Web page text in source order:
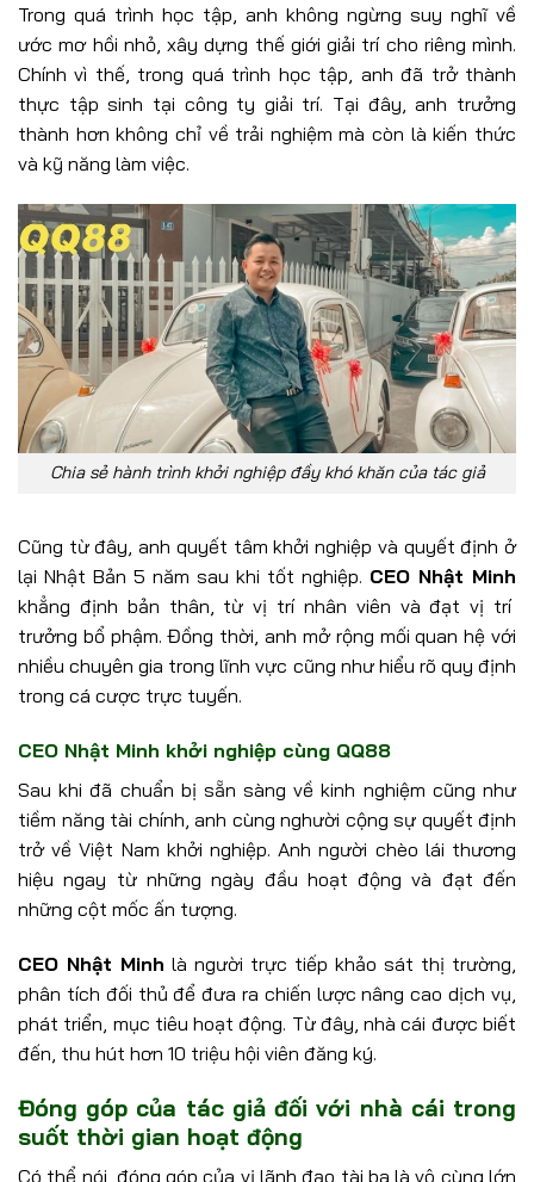
Trong quá trình học tập, anh không ngừng suy nghĩ về
ước mơ hồi nhỏ, xây dựng thế giới giải trí cho riêng mình.
Chính vì thế, trong quá trình học tập, anh đã trở thành
thực tập sinh tại công ty giải trí. Tại đây, anh trưởng
thành hơn không chỉ về trải nghiệm mà còn là kiến thức
và kỹ năng làm việc.
Chia sẻ hành trình khởi nghiệp đầy khó khăn của tác giả
Cũng từ đây, anh quyết tâm khởi nghiệp và quyết định ở
lại Nhật Bản 5 năm sau khi tốt nghiệp. CEO Nhật Minh
khẳng định bản thân, từ vị trí nhân viên và đạt vị trí
trưởng bổ phậm. Đồng thời, anh mở rộng mối quan hệ với
nhiều chuyên gia trong lĩnh vực cũng như hiểu rõ quy định
trong cá cược trực tuyến.
CEO Nhật Minh khởi nghiệp cùng QQ88
Sau khi đã chuẩn bị sẵn sàng về kinh nghiệm cũng như
tiềm năng tài chính, anh cùng nghười cộng sự quyết định
trở về Việt Nam khởi nghiệp. Anh người chèo lái thương
hiệu ngay từ những ngày đầu hoạt động và đạt đến
những cột mốc ấn tượng.
CEO Nhật Minh là người trực tiếp khảo sát thị trường,
phân tích đối thủ để đưa ra chiến lược nâng cao dịch vụ,
phát triển, mục tiêu hoạt động. Từ đây, nhà cái được biết
đến, thu hút hơn 10 triệu hội viên đăng ký.
Đóng góp của tác giả đối với nhà cái trong
suốt thời gian hoạt động
Có thể nói, đóng góp của vị lãnh đạo tài ba là vô cùng lớn